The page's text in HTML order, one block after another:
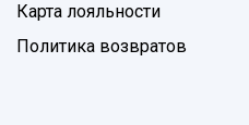
Карта лояльности
Политика возвратов